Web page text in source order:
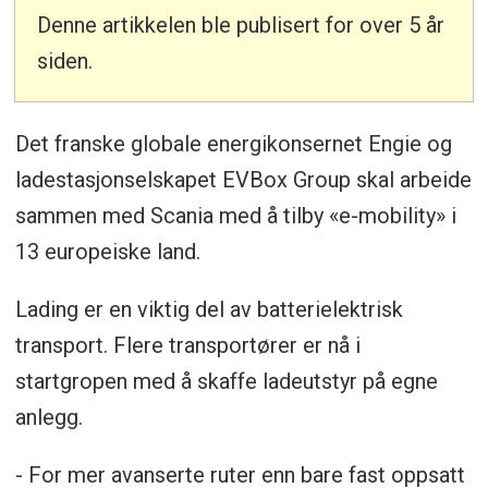
Denne artikkelen ble publisert for over 5 år
siden.
Det franske globale energikonsernet Engie og
ladestasjonselskapet EVBox Group skal arbeide
sammen med Scania med å tilby «e-mobility» i
13 europeiske land.
Lading er en viktig del av batterielektrisk
transport. Flere transportører er nå i
startgropen med å skaffe ladeutstyr på egne
anlegg.
- For mer avanserte ruter enn bare fast oppsatt